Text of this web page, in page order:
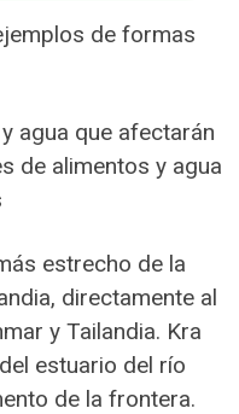
de formas
agua que afectarán
de alimentos y agua
estrecho de la
directamente al
y Tailandia. Kra
estuario del río
de la frontera.